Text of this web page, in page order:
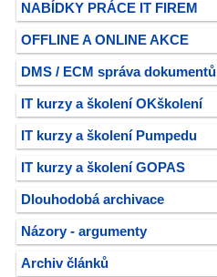
NABÍDKY PRÁCE IT FIREM
OFFLINE A ONLINE AKCE
DMS / ECM správa dokumentů
IT kurzy a školení OKškolení
IT kurzy a školení Pumpedu
IT kurzy a školení GOPAS
Dlouhodobá archivace
Názory - argumenty
Archiv článků